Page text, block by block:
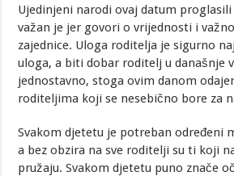
Ujedinjeni narodi ovaj datum proglasili
važan je jer govori o vrijednosti i
zajednice. Uloga roditelja je sigurno
uloga, a biti dobar roditelj u današnje
jednostavno, stoga ovim danom
roditeljima koji se nesebično bore za
Svakom djetetu je potreban određeni
a bez obzira na sve roditelji su ti koji
pružaju. Svakom djetetu puno znače